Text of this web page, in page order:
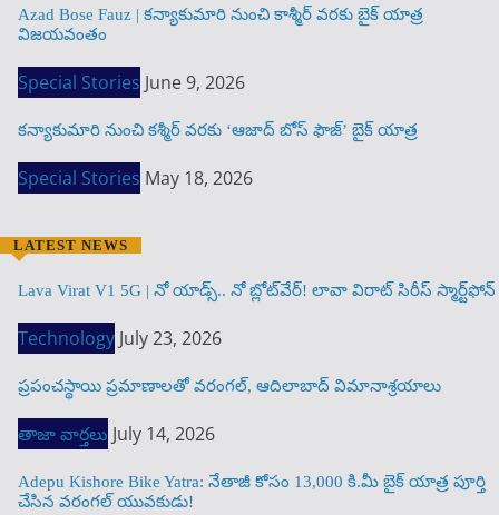
Azad Bose Fauz | కన్యాకుమారి నుంచి కాశ్మీర్ వరకు బైక్ యాత్ర
విజయవంతం
Special Stories June 9, 2026
కన్యాకుమారి నుంచి కశ్మీర్ వరకు ‘ఆజాద్ బోస్ ఫౌజ్’ బైక్ యాత్ర
Special Stories May 18, 2026
LATEST NEWS
Lava Virat V1 5G | నో యాడ్స్.. నో బ్లోట్‌వేర్! లావా విరాట్ సిరీస్ స్మార్ట్‌ఫోన్​
Technology July 23, 2026
ప్రపంచస్థాయి ప్రమాణాలతో వరంగల్, ఆదిలాబాద్ విమానాశ్రయాలు
తాజా వార్తలు July 14, 2026
Adepu Kishore Bike Yatra: నేతాజీ కోసం 13,000 కి.మీ బైక్ యాత్ర పూర్తి
చేసిన వరంగల్ యువకుడు!